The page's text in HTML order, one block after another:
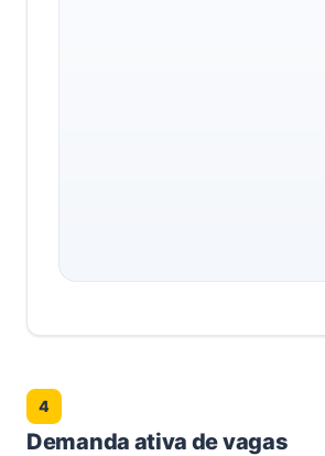
4
Demanda ativa de vagas